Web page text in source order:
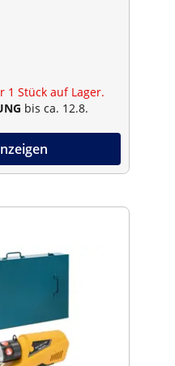
1 Stück auf Lager.
bis ca. 12.8.